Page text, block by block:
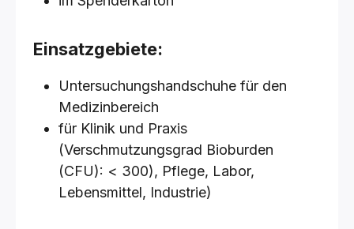
Einsatzgebiete:
Untersuchungshandschuhe für den
Medizinbereich
für Klinik und Praxis
(Verschmutzungsgrad Bioburden
(CFU): < 300), Pflege, Labor,
Lebensmittel, Industrie)